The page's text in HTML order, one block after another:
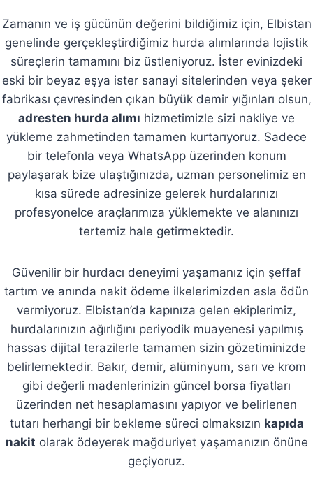
Zamanın ve iş gücünün değerini bildiğimiz için, Elbistan
genelinde gerçekleştirdiğimiz hurda alımlarında lojistik
süreçlerin tamamını biz üstleniyoruz. İster evinizdeki
eski bir beyaz eşya ister sanayi sitelerinden veya şeker
fabrikası çevresinden çıkan büyük demir yığınları olsun,
adresten hurda alımı hizmetimizle sizi nakliye ve
yükleme zahmetinden tamamen kurtarıyoruz. Sadece
bir telefonla veya WhatsApp üzerinden konum
paylaşarak bize ulaştığınızda, uzman personelimiz en
kısa sürede adresinize gelerek hurdalarınızı
profesyonelce araçlarımıza yüklemekte ve alanınızı
tertemiz hale getirmektedir.
Güvenilir bir hurdacı deneyimi yaşamanız için şeffaf
tartım ve anında nakit ödeme ilkelerimizden asla ödün
vermiyoruz. Elbistan’da kapınıza gelen ekiplerimiz,
hurdalarınızın ağırlığını periyodik muayenesi yapılmış
hassas dijital terazilerle tamamen sizin gözetiminizde
belirlemektedir. Bakır, demir, alüminyum, sarı ve krom
gibi değerli madenlerinizin güncel borsa fiyatları
üzerinden net hesaplamasını yapıyor ve belirlenen
tutarı herhangi bir bekleme süreci olmaksızın kapıda
nakit olarak ödeyerek mağduriyet yaşamanızın önüne
geçiyoruz.